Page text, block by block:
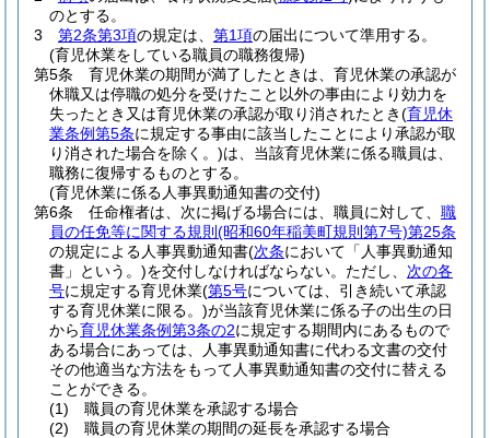
のとする。
3
第2条第3項の規定は、 第1項の届出について準用する。
(育児休業をしている職員の職務復帰)
第5条
育児休業の期間が満了したときは、育児休業の承認が
休職又は停職の処分を受けたこと以外の事由により効力を
失ったとき又は育児休業の承認が取り消されたとき(育児休
業条例第5条に規定する事由に該当したことにより承認が取
り消された場合を除く。)は、当該育児休業に係る職員は、
職務に復帰するものとする。
(育児休業に係る人事異動通知書の交付)
第6条
任命権者は、次に掲げる場合には、職員に対して、 職
員の任免等に関する規則 (昭和60年稲美町規則第7号)第25条
の規定による人事異動通知書(次条において「人事異動通知
書」という。)を交付しなければならない。 ただし、 次の各
号に規定する育児休業(第5号については、引き続いて承認
する育児休業に限る。)が当該育児休業に係る子の出生の日
から育児休業条例第3条の2に規定する期間内にあるもので
ある場合にあっては、人事異動通知書に代わる文書の交付
その他適当な方法をもって人事異動通知書の交付に替える
ことができる。
(1)
職員の育児休業を承認する場合
(2)
職員の育児休業の期間の延長を承認する場合